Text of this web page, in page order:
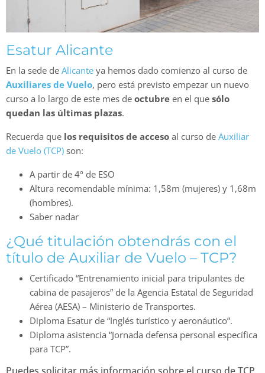
Esatur Alicante
En la sede de Alicante ya hemos dado comienzo al curso de
Auxiliares de Vuelo, pero está previsto empezar un nuevo
curso a lo largo de este mes de octubre en el que sólo
quedan las últimas plazas.
Recuerda que los requisitos de acceso al curso de Auxiliar
de Vuelo (TCP) son:
A partir de 4º de ESO
Altura recomendable mínima: 1,58m (mujeres) y 1,68m
(hombres).
Saber nadar
¿Qué titulación obtendrás con el
título de Auxiliar de Vuelo – TCP?
Certificado “Entrenamiento inicial para tripulantes de
cabina de pasajeros” de la Agencia Estatal de Seguridad
Aérea (AESA) – Ministerio de Transportes.
Diploma Esatur de “Inglés turístico y aeronáutico”.
Diploma asistencia “Jornada defensa personal específica
para TCP”.